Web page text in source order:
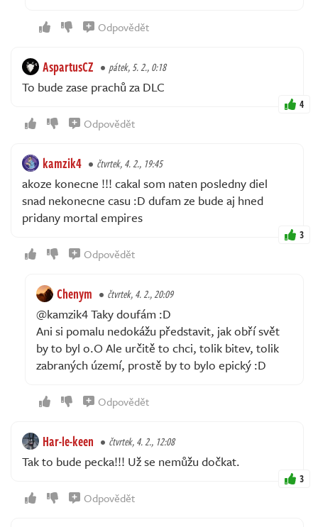
Odpovědět
AspartusCZ pátek, 5. 2., 0:18
To bude zase prachů za DLC
4
Odpovědět
kamzik4 čtvrtek, 4. 2., 19:45
akoze konecne !!! cakal som naten posledny diel
snad nekonecne casu :D dufam ze bude aj hned
pridany mortal empires
3
Odpovědět
Chenym čtvrtek, 4. 2., 20:09
@kamzik4 Taky doufám :D
Ani si pomalu nedokážu představit, jak obří svět
by to byl o.O Ale určitě to chci, tolik bitev, tolik
zabraných území, prostě by to bylo epický :D
Odpovědět
Har-le-keen čtvrtek, 4. 2., 12:08
Tak to bude pecka!!! Už se nemůžu dočkat.
3
Odpovědět